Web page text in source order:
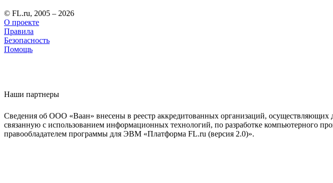
© FL.ru, 2005 – 2026
О проекте
Правила
Безопасность
Помощь
Наши партнеры
Сведения об ООО «Ваан» внесены в реестр аккредитованных организаций,
связанную с использованием информационных технологий, по разработке компьютерного
правообладателем программы для ЭВМ «Платформа FL.ru (версия 2.0)».